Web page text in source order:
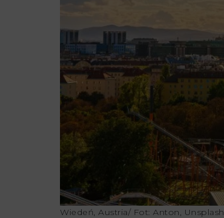
Wiedeń, Austria/ Fot: Anton, Unsplash